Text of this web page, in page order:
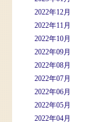
2022年12月
2022年11月
2022年10月
2022年09月
2022年08月
2022年07月
2022年06月
2022年05月
2022年04月